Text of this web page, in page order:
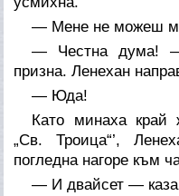
— Мене не можеш
— Честна дума!
призна. Ленехан
— Юда!
Като минаха край
„Св. Троица“’,
погледна нагоре към
— И двайсет — каза